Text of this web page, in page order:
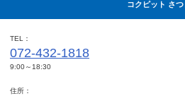
コクピット さ
TEL
072-432-1818
9:00～18:30
住所